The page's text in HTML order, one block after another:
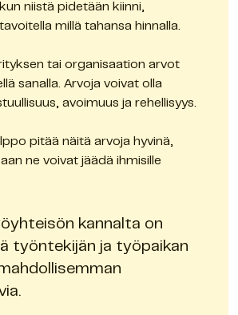
niistä pidetään kiinni,
millä tahansa hinnalla.
tai organisaation arvot
sanalla. Arvoja voivat olla
avoimuus ja rehellisyys.
pitää näitä arvoja hyvinä,
ne voivat jäädä ihmisille
kannalta on
työntekijän ja työpaikan